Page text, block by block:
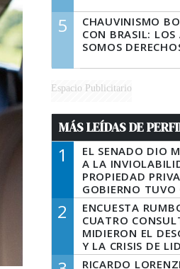
5
CHAUVINISMO
CON BRASIL:
SOMOS
Espacio Publicitario
MÁS LEÍDAS DE
1
EL SENADO DIO
A LA
PROPIEDAD
GOBIERNO TUVO
LA LEY DEL
2
ENCUESTA
CUATRO
MIDIERON EL
Y LA CRISIS DE
PERONISMO
RICARDO